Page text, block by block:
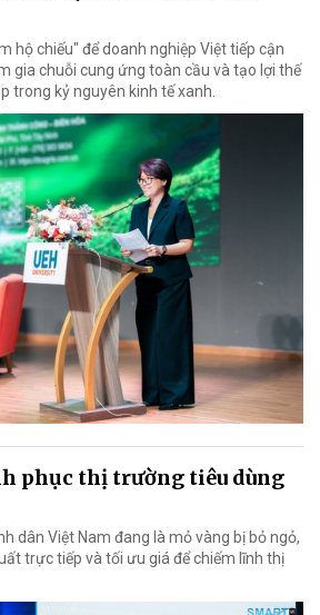
hộ chiếu" để doanh nghiệp Việt tiếp cận
gia chuỗi cung ứng toàn cầu và tạo lợi thế
trong kỷ nguyên kinh tế xanh.
phục thị trường tiêu dùng
dân Việt Nam đang là mỏ vàng bị bỏ ngỏ,
trực tiếp và tối ưu giá để chiếm lĩnh thị